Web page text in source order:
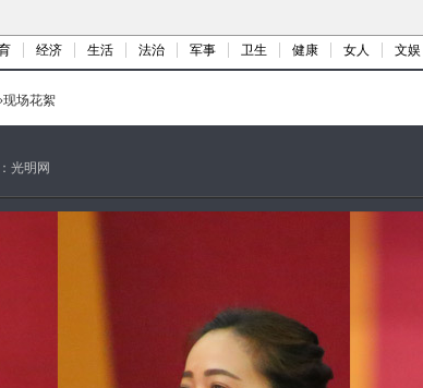
经济 生活 法治 军事 卫生 健康 女人 文娱
现场花絮
光明网